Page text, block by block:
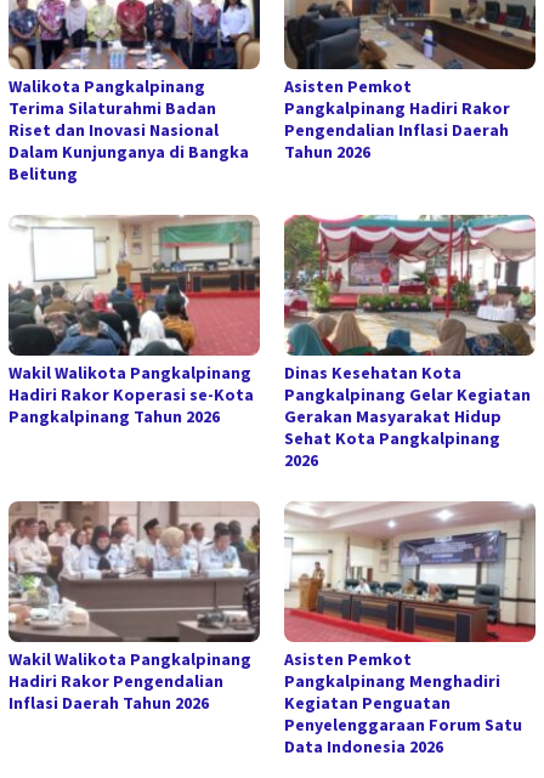
Walikota Pangkalpinang
Terima Silaturahmi Badan
Riset dan Inovasi Nasional
Dalam Kunjunganya di Bangka
Belitung
Asisten Pemkot
Pangkalpinang Hadiri Rakor
Pengendalian Inflasi Daerah
Tahun 2026
Wakil Walikota Pangkalpinang
Hadiri Rakor Koperasi se-Kota
Pangkalpinang Tahun 2026
Dinas Kesehatan Kota
Pangkalpinang Gelar Kegiatan
Gerakan Masyarakat Hidup
Sehat Kota Pangkalpinang
2026
Wakil Walikota Pangkalpinang
Hadiri Rakor Pengendalian
Inflasi Daerah Tahun 2026
Asisten Pemkot
Pangkalpinang Menghadiri
Kegiatan Penguatan
Penyelenggaraan Forum Satu
Data Indonesia 2026